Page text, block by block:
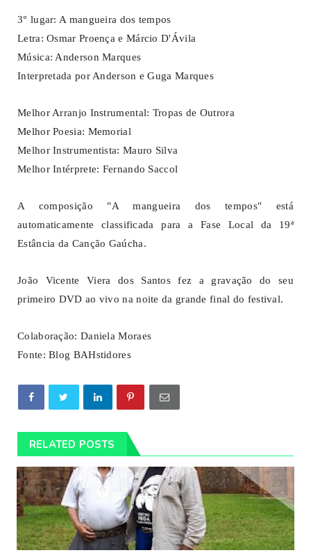
3° lugar: A mangueira dos tempos
Letra: Osmar Proença e Márcio D'Ávila
Música: Anderson Marques
Interpretada por Anderson e Guga Marques
Melhor Arranjo Instrumental: Tropas de Outrora
Melhor Poesia: Memorial
Melhor Instrumentista: Mauro Silva
Melhor Intérprete: Fernando Saccol
A composição "A mangueira dos tempos" está
automaticamente classificada para a Fase Local da 19ª
Estância da Canção Gaúcha.
João Vicente Viera dos Santos fez a gravação do seu
primeiro DVD ao vivo na noite da grande final do festival.
Colaboração: Daniela Moraes
Fonte: Blog BAHstidores
RELATED POSTS